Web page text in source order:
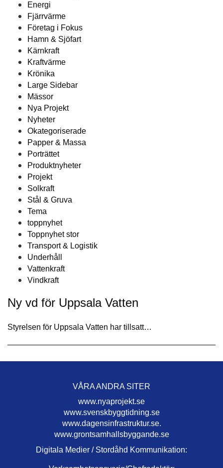
Energi
Fjärrvärme
Företag i Fokus
Hamn & Sjöfart
Kärnkraft
Kraftvärme
Krönika
Large Sidebar
Mässor
Nya Projekt
Nyheter
Okategoriserade
Papper & Massa
Porträttet
Produktnyheter
Projekt
Solkraft
Stål & Gruva
Tema
toppnyhet
Toppnyhet stor
Transport & Logistik
Underhåll
Vattenkraft
Vindkraft
Ny vd för Uppsala Vatten
Styrelsen för Uppsala Vatten har tillsatt…
VÅRA ANDRA SITER
www.nyaprojekt.se
www.svenskbyggtidning.se
www.dagensinfrastruktur.se.
www.grontsamhallsbyggande.se
Digitala Medier / Stordåhd Kommunikation: